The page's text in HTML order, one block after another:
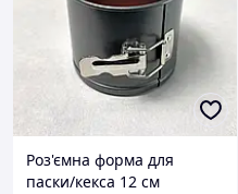
Роз'ємна форма для
паски/кекса 12 см